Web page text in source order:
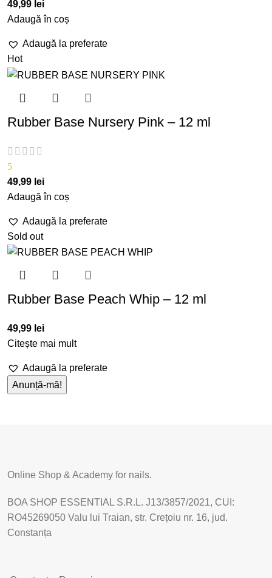
49,99 lei
Adaugă în coș
Adaugă la preferate
Hot
Rubber Base Nursery Pink – 12 ml
5
49,99 lei
Adaugă în coș
Adaugă la preferate
Sold out
Rubber Base Peach Whip – 12 ml
49,99 lei
Citește mai mult
Adaugă la preferate
Online Shop & Academy for nails.
BOA SHOP ESSENTIAL S.R.L. J13/3857/2021, CUI:
RO45269050 Valu lui Traian, str. Crețoiu nr. 16, jud.
Constanța